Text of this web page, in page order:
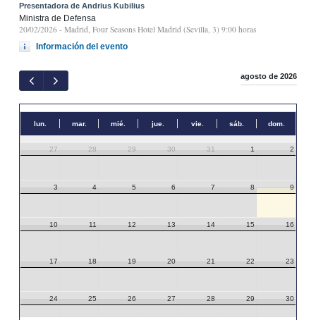
Presentadora de Andrius Kubilius
Ministra de Defensa
20/02/2026 - Madrid, Four Seasons Hotel Madrid (Sevilla, 3) 9:00 horas
Información del evento
agosto de 2026
lun. mar. mié. jue. vie. sáb. dom.
27 28 29 30 31 1 2
3 4 5 6 7 8 9
10 11 12 13 14 15 16
17 18 19 20 21 22 23
24 25 26 27 28 29 30